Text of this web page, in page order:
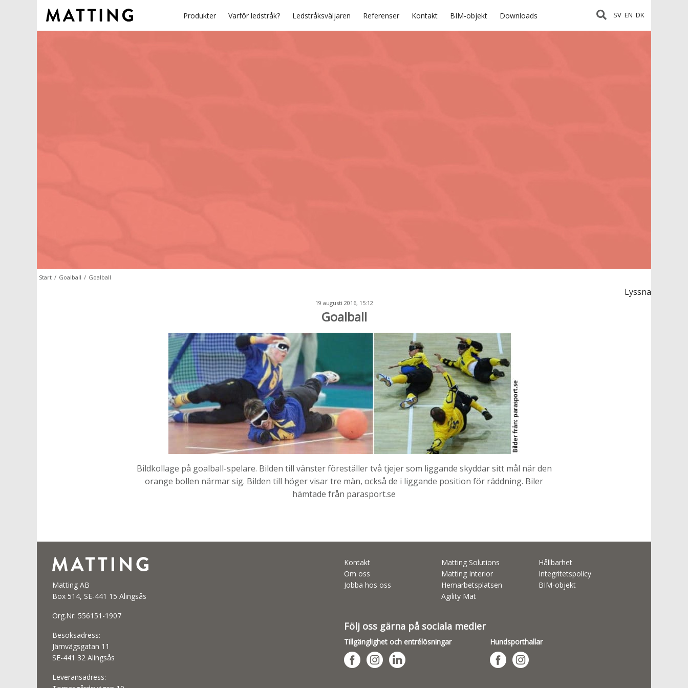
Produkter Varför ledstråk? Ledstråksväljaren Referenser Kontakt BIM-objekt Downloads SV EN DK
Start / Goalball / Goalball
Lyssna
19 augusti 2016, 15:12
Goalball
Bildkollage på goalball-spelare. Bilden till vänster föreställer två tjejer som liggande skyddar sitt mål när den
orange bollen närmar sig. Bilden till höger visar tre män, också de i liggande position för räddning. Biler
hämtade från parasport.se
Matting AB
Box 514, SE-441 15 Alingsås
Org.Nr: 556151-1907
Besöksadress:
Järnvägsgatan 11
SE-441 32 Alingsås
Leveransadress:
Kontakt
Om oss
Jobba hos oss
Matting Solutions
Matting Interior
Hemarbetsplatsen
Agility Mat
Hållbarhet
Integritetspolicy
BIM-objekt
Följ oss gärna på sociala medier
Tillgänglighet och entrélösningar Hundsporthallar